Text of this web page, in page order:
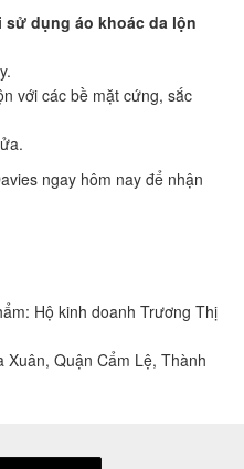
dụng áo khoác da lộn
với các bề mặt cứng, sắc
ngay hôm nay để nhận
Hộ kinh doanh Trương Thị
Quận Cẩm Lệ, Thành